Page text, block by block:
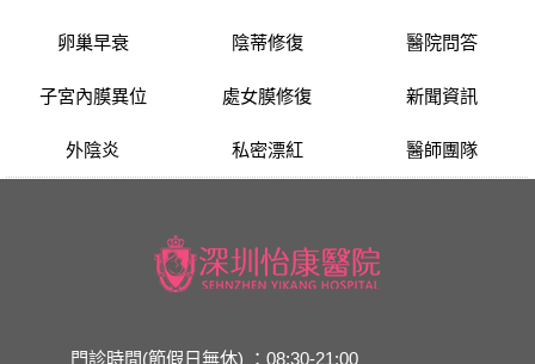
卵巢早衰
子宮內膜異位
外陰炎
陰蒂修復
處女膜修復
私密漂紅
醫院問答
新聞資訊
醫師團隊
門診時間(節假日無休) ：08:30-21:00